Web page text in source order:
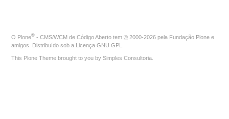
O Plone® - CMS/WCM de Código Aberto tem © 2000-2026 pela Fundação Plone e
amigos. Distribuído sob a Licença GNU GPL
This Plone Theme brought to you by Simples Consultoria